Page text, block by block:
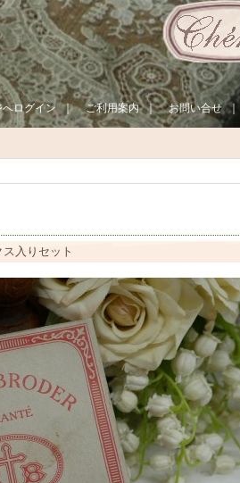
ログイン｜ ご利用案内｜ お問い合せ｜
入りセット